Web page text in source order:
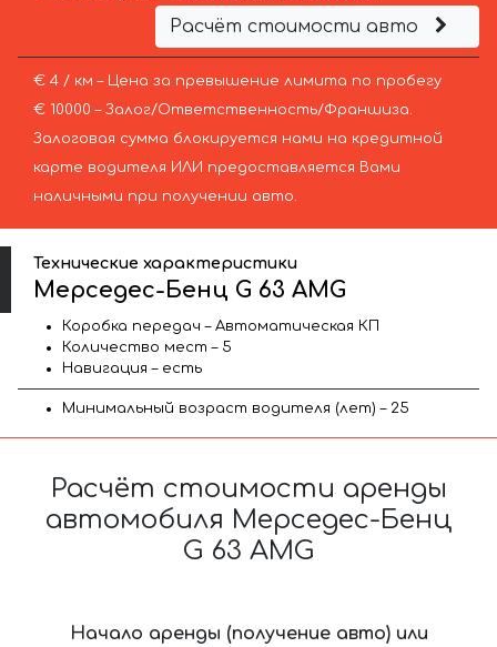
Расчёт стоимости авто
€ 4 / км – Цена за превышение лимита по пробегу
€ 10000 – Залог/Ответственность/Франшиза.
Залоговая сумма блокируется нами на кредитной
карте водителя ИЛИ предоставляется Вами
наличными при получении авто.
Технические характеристики
Мерседес-Бенц G 63 AMG
Коробка передач – Автоматическая КП
Количество мест – 5
Навигация – есть
Минимальный возраст водителя (лет) – 25
Расчёт стоимости аренды
автомобиля Мерседес-Бенц
G 63 AMG
Начало аренды (получение авто) или